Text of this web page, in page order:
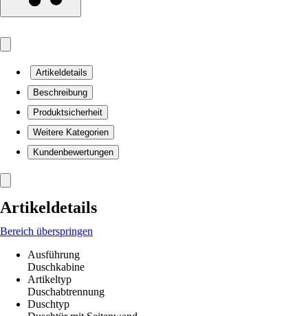
Artikeldetails
Beschreibung
Produktsicherheit
Weitere Kategorien
Kundenbewertungen
Artikeldetails
Bereich überspringen
Ausführung
Duschkabine
Artikeltyp
Duschabtrennung
Duschtyp